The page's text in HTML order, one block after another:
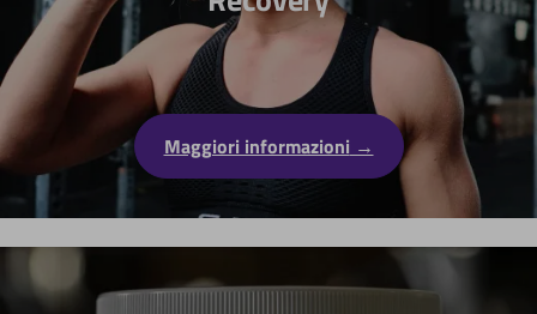
Maggiori informazioni